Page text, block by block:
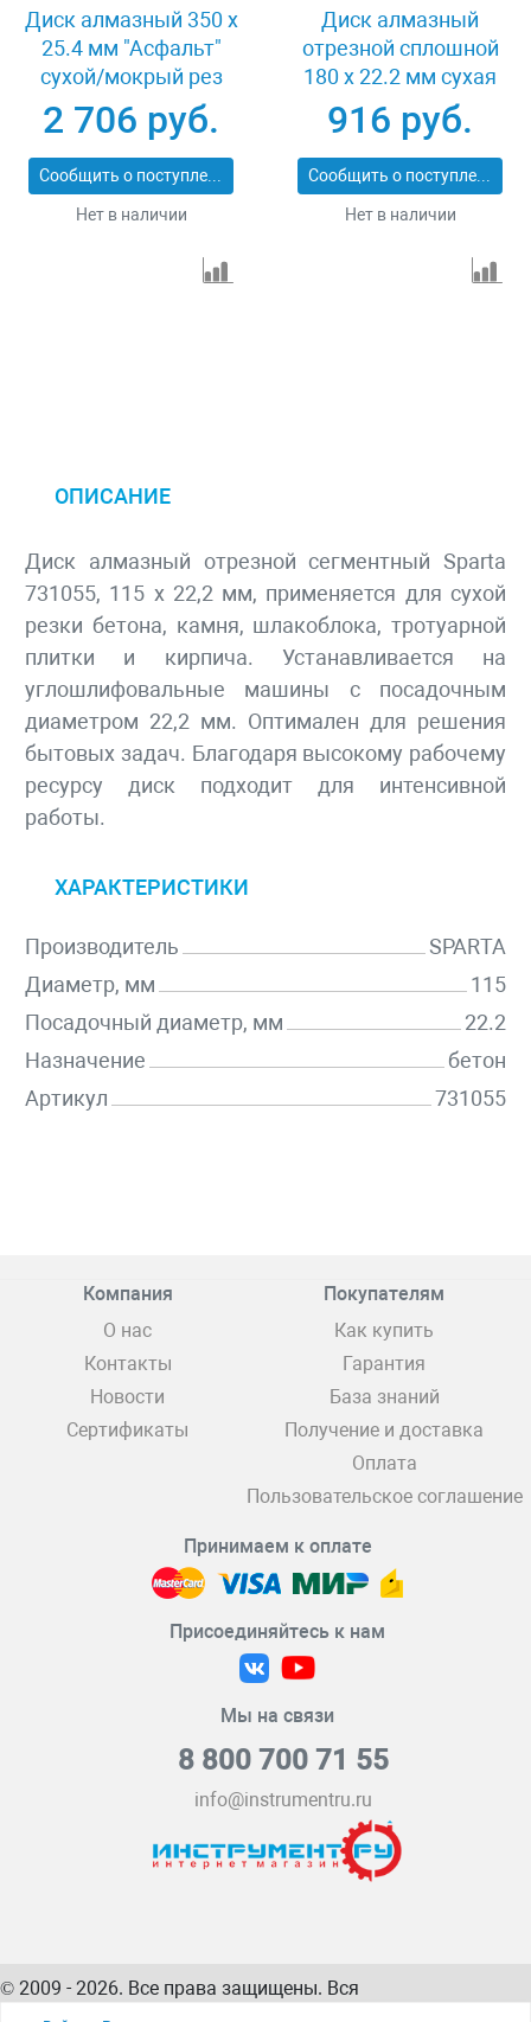
Диск алмазный 350 х
25.4 мм "Асфальт"
сухой/мокрый рез
Сибртех 731013
2 706 руб.
Сообщить о поступлении
Нет в наличии
Диск алмазный
отрезной сплошной
180 х 22.2 мм сухая
резка Matrix
Professional 73128
916 руб.
Сообщить о поступлении
Нет в наличии
ОПИСАНИЕ
Диск алмазный отрезной сегментный Sparta
731055, 115 х 22,2 мм, применяется для сухой
резки бетона, камня, шлакоблока, тротуарной
плитки и кирпича. Устанавливается на
углошлифовальные машины с посадочным
диаметром 22,2 мм. Оптимален для решения
бытовых задач. Благодаря высокому рабочему
ресурсу диск подходит для интенсивной
работы.
ХАРАКТЕРИСТИКИ
Производитель
SPARTA
Диаметр, мм
115
Посадочный диаметр, мм
22.2
Назначение
бетон
Артикул
731055
Компания
О нас
Контакты
Новости
Сертификаты
Покупателям
Как купить
Гарантия
База знаний
Получение и доставка
Оплата
Пользовательское соглашение
Принимаем к оплате
Присоединяйтесь к нам
Мы на связи
8 800 700 71 55
info@instrumentru.ru
© 2009 - 2026. Все права защищены. Вся
информация на сайте – собственность